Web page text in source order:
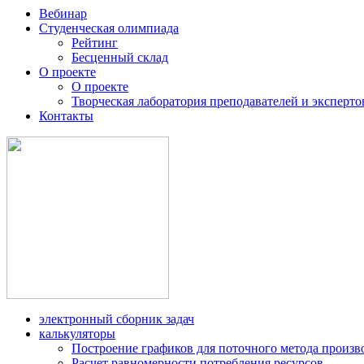
Вебинар
Студенческая олимпиада
Рейтинг
Бесценный склад
О проекте
О проекте
Творческая лаборатория преподавателей и
Контакты
электронный сборник задач
калькуляторы
Построение графиков для поточного метода